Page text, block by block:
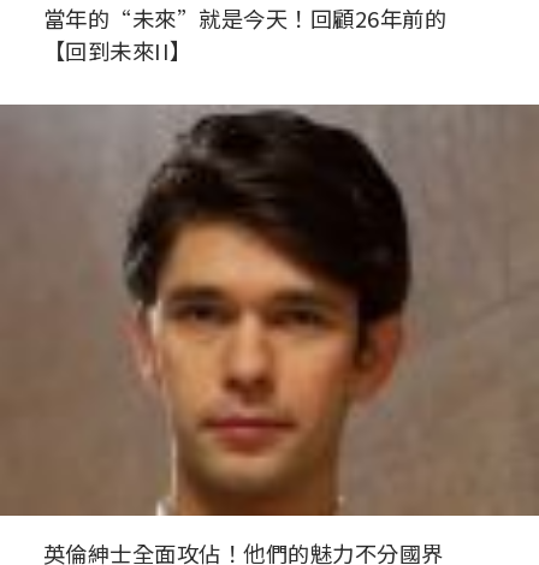
當年的“未來”就是今天！回顧26年前的
【回到未來II】
英倫紳士全面攻佔！他們的魅力不分國界